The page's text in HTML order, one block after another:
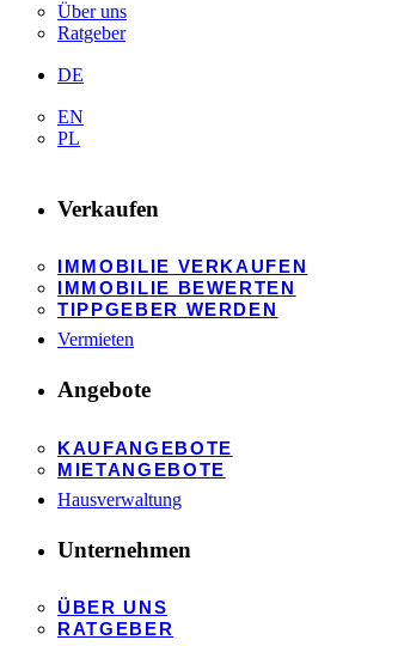
Über uns
Ratgeber
DE
EN
PL
Verkaufen
IMMOBILIE VERKAUFEN
IMMOBILIE BEWERTEN
TIPPGEBER WERDEN
Vermieten
Angebote
KAUFANGEBOTE
MIETANGEBOTE
Hausverwaltung
Unternehmen
ÜBER UNS
RATGEBER